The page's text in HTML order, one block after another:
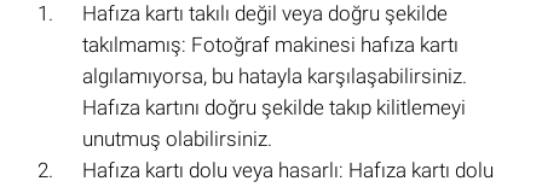
Hafıza kartı takılı değil veya doğru şekilde
takılmamış: Fotoğraf makinesi hafıza kartı
algılamıyorsa, bu hatayla karşılaşabilirsiniz.
Hafıza kartını doğru şekilde takıp kilitlemeyi
unutmuş olabilirsiniz.
Hafıza kartı dolu veya hasarlı: Hafıza kartı dolu